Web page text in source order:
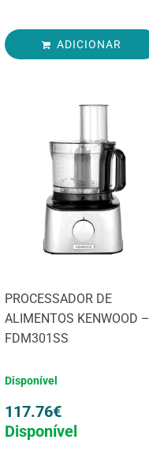
ADICIONAR
PROCESSADOR DE
ALIMENTOS KENWOOD –
FDM301SS
Disponível
117.76€
Disponível